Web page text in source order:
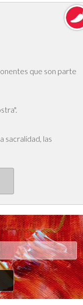
que son parte
sacralidad, las